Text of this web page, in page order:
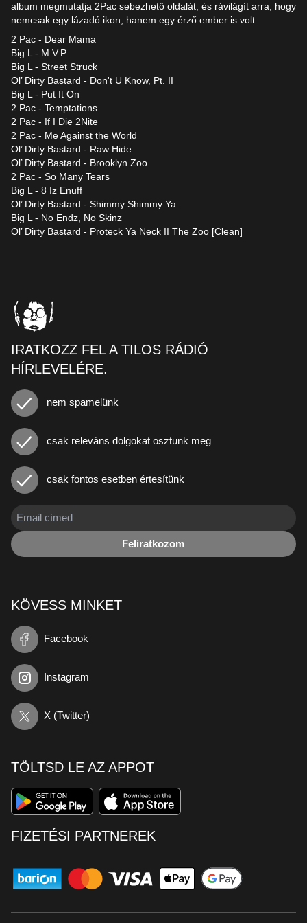
album megmutatja 2Pac sebezhető oldalát, és rávilágít arra, hogy
nemcsak egy lázadó ikon, hanem egy érző ember is volt.
2 Pac - Dear Mama
Big L - M.V.P.
Big L - Street Struck
Ol’ Dirty Bastard - Don't U Know, Pt. II
Big L - Put It On
2 Pac - Temptations
2 Pac - If I Die 2Nite
2 Pac - Me Against the World
Ol’ Dirty Bastard - Raw Hide
Ol’ Dirty Bastard - Brooklyn Zoo
2 Pac - So Many Tears
Big L - 8 Iz Enuff
Ol’ Dirty Bastard - Shimmy Shimmy Ya
Big L - No Endz, No Skinz
Ol’ Dirty Bastard - Proteck Ya Neck II The Zoo [Clean]
IRATKOZZ FEL A TILOS RÁDIÓ
HÍRLEVELÉRE.
nem spamelünk
csak releváns dolgokat osztunk meg
csak fontos esetben értesítünk
Feliratkozom
KÖVESS MINKET
Facebook
Instagram
X (Twitter)
TÖLTSD LE AZ APPOT
FIZETÉSI PARTNEREK